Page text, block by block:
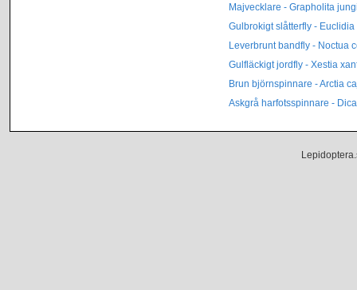
Majvecklare - Grapholita
Gulbrokigt slåtterfly -
Leverbrunt bandfly - Noctua
Gulfläckigt jordfly - Xestia
Brun björnspinnare - Arctia
Askgrå harfotsspinnare -